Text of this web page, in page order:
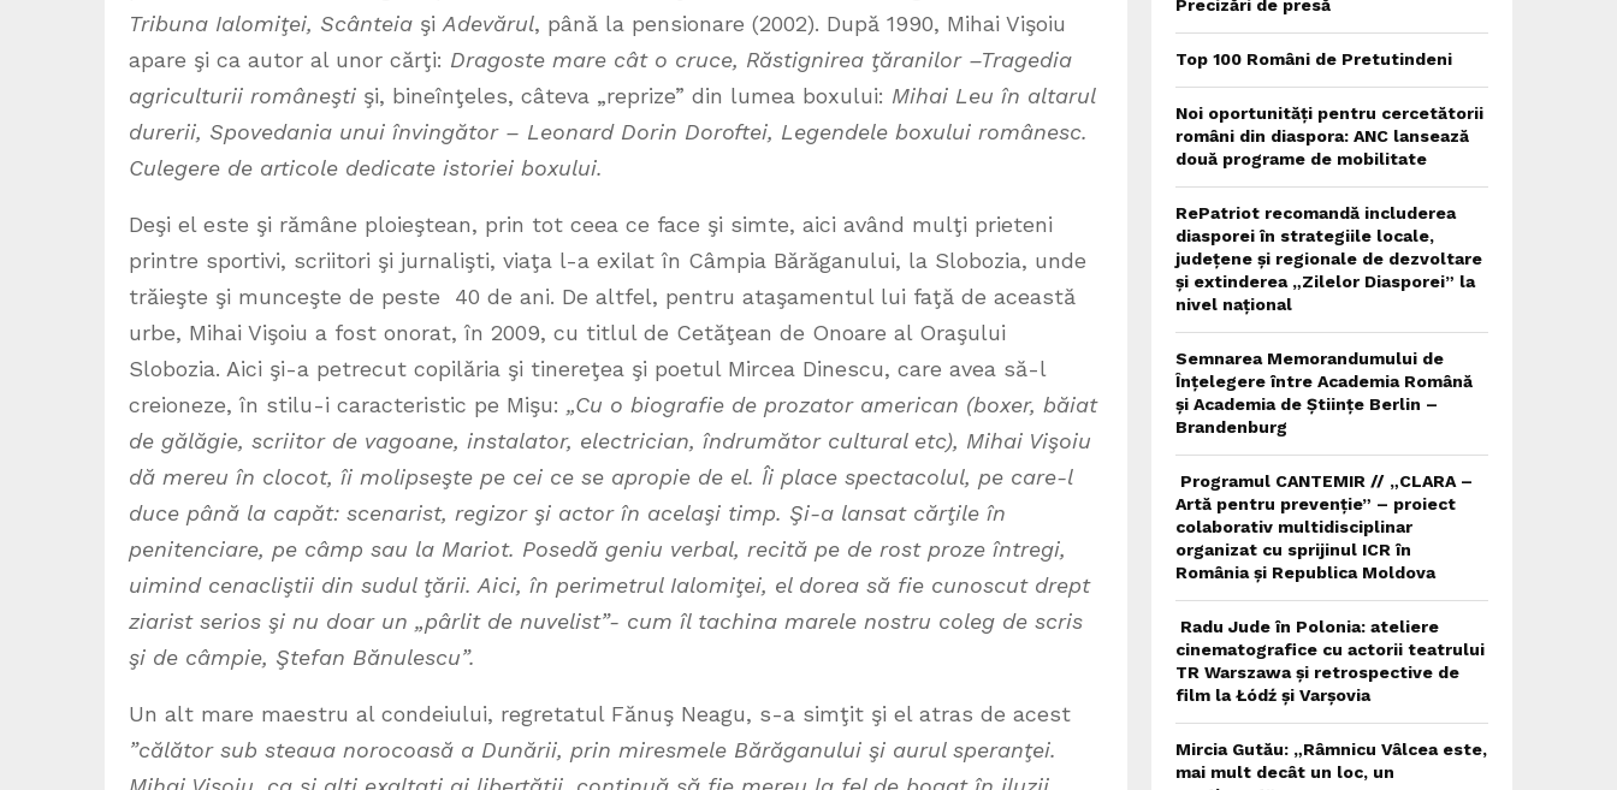
Tribuna Ialomiţei, Scânteia şi Adevărul, până la pensionare (2002). După 1990, Mihai Vişoiu
apare şi ca autor al unor cărţi: Dragoste mare cât o cruce, Răstignirea ţăranilor –Tragedia
agriculturii româneşti şi, bineînţeles, câteva „reprize” din lumea boxului: Mihai Leu în altarul
durerii, Spovedania unui învingător – Leonard Dorin Doroftei, Legendele boxului românesc.
Culegere de articole dedicate istoriei boxului.
Deşi el este şi rămâne ploieştean, prin tot ceea ce face şi simte, aici având mulţi prieteni
printre sportivi, scriitori şi jurnalişti, viaţa l-a exilat în Câmpia Bărăganului, la Slobozia, unde
trăieşte şi munceşte de peste 40 de ani. De altfel, pentru ataşamentul lui faţă de această
urbe, Mihai Vişoiu a fost onorat, în 2009, cu titlul de Cetăţean de Onoare al Oraşului
Slobozia. Aici şi-a petrecut copilăria şi tinereţea şi poetul Mircea Dinescu, care avea să-l
creioneze, în stilu-i caracteristic pe Mişu: „Cu o biografie de prozator american (boxer, băiat
de gălăgie, scriitor de vagoane, instalator, electrician, îndrumător cultural etc), Mihai Vişoiu
dă mereu în clocot, îi molipseşte pe cei ce se apropie de el. Îi place spectacolul, pe care-l
duce până la capăt: scenarist, regizor şi actor în acelaşi timp. Şi-a lansat cărţile în
penitenciare, pe câmp sau la Mariot. Posedă geniu verbal, recită pe de rost proze întregi,
uimind cenacliştii din sudul ţării. Aici, în perimetrul Ialomiţei, el dorea să fie cunoscut drept
ziarist serios şi nu doar un „pârlit de nuvelist”- cum îl tachina marele nostru coleg de scris
şi de câmpie, Ştefan Bănulescu”.
Un alt mare maestru al condeiului, regretatul Fănuş Neagu, s-a simţit şi el atras de acest
”călător sub steaua norocoasă a Dunării, prin miresmele Bărăganului şi aurul speranţei.
Precizări de presă
Top 100 Români de Pretutindeni
Noi oportunități pentru cercetătorii
români din diaspora: ANC lansează
două programe de mobilitate
RePatriot recomandă includerea
diasporei în strategiile locale,
județene și regionale de dezvoltare
și extinderea „Zilelor Diasporei” la
nivel național
Semnarea Memorandumului de
Înțelegere între Academia Română
și Academia de Științe Berlin –
Brandenburg
Programul CANTEMIR // „CLARA –
Artă pentru prevenție” – proiect
colaborativ multidisciplinar
organizat cu sprijinul ICR în
România și Republica Moldova
Radu Jude în Polonia: ateliere
cinematografice cu actorii teatrului
TR Warszawa și retrospective de
film la Łódź și Varșovia
Mircia Gutău: „Râmnicu Vâlcea este,
mai mult decât un loc, un